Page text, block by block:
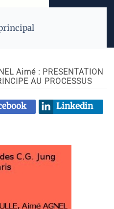
Aimé : PRESENTATION
AU PROCESSUS
Linkedin